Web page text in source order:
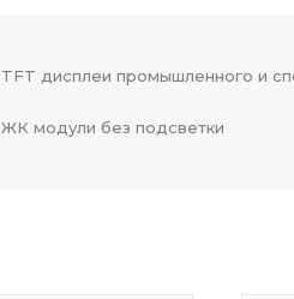
TFT дисплеи промышленного и
ЖК модули без подсветки